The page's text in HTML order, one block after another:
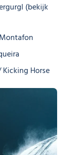
(bekijk
Horse